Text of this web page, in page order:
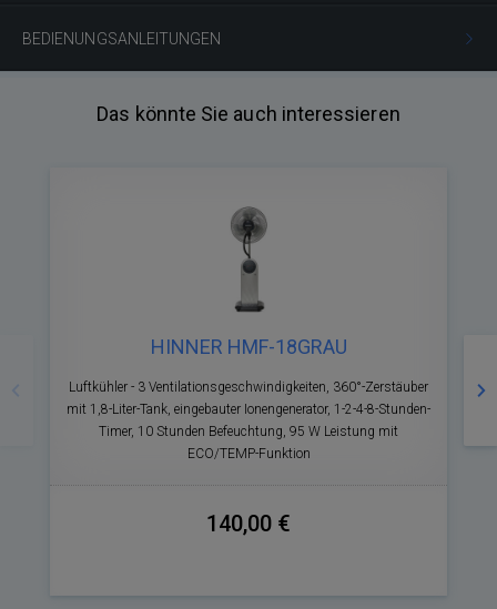
BEDIENUNGSANLEITUNGEN
Das könnte Sie auch interessieren
HINNER HMF-18GRAU
Luftkühler - 3 Ventilationsgeschwindigkeiten, 360°-Zerstäuber
mit 1,8-Liter-Tank, eingebauter Ionengenerator, 1-2-4-8-Stunden-
Timer, 10 Stunden Befeuchtung, 95 W Leistung mit
ECO/TEMP-Funktion
140,00 €